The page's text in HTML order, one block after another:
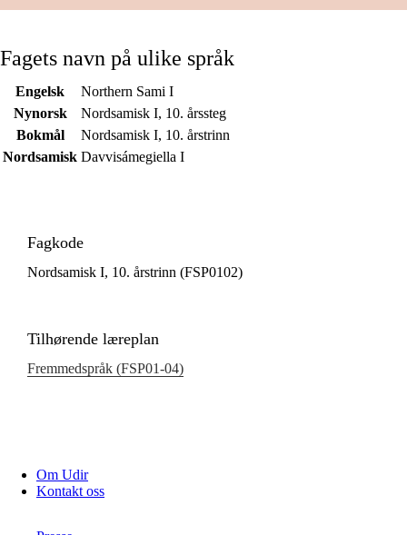
Fagets navn på ulike språk
Engelsk
Northern Sami I
Nynorsk
Nordsamisk I, 10. årssteg
Bokmål
Nordsamisk I, 10. årstrinn
Nordsamisk Davvisámegiella I
Fagkode
Nordsamisk I, 10. årstrinn (FSP0102)
Tilhørende læreplan
Fremmedspråk (FSP01‑04)
Om Udir
Kontakt oss